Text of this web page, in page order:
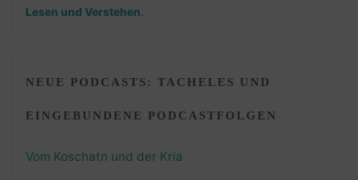
Lesen und Verstehen
NEUE PODCASTS: TACHELES UND
EINGEBUNDENE PODCASTFOLGEN
Vom Koschatn und der Kria